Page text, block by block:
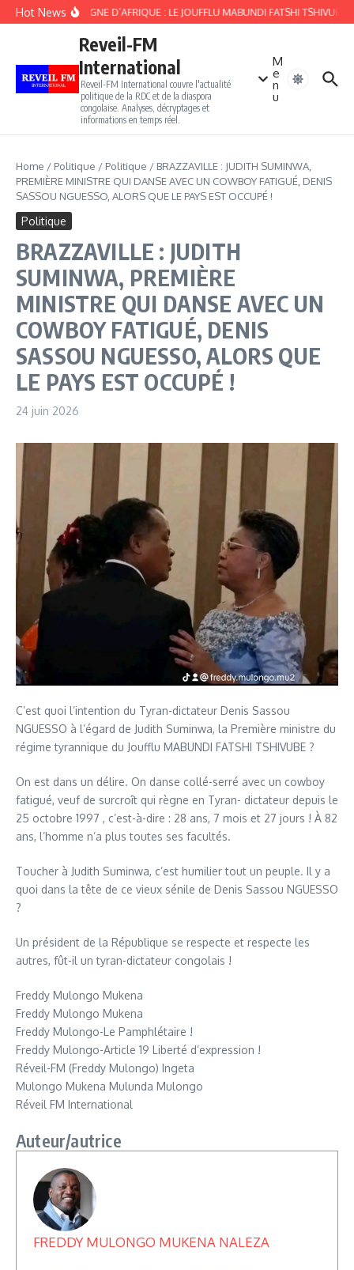
Aller au contenu
Hot NewsALLEMAGNE D’AFRIQUE : LE JOUFFLU MABUNDI FATSHI TSHIVUBE
Reveil-FM
International
Reveil-FM International couvre l'actualité
politique de la RDC et de la diaspora
congolaise. Analyses, décryptages et
informations en temps réel.
M
e
n
u
Home / Politique / Politique / BRAZZAVILLE : JUDITH SUMINWA,
PREMIÈRE MINISTRE QUI DANSE AVEC UN COWBOY FATIGUÉ, DENIS
SASSOU NGUESSO, ALORS QUE LE PAYS EST OCCUPÉ !
Politique
BRAZZAVILLE : JUDITH
SUMINWA, PREMIÈRE
MINISTRE QUI DANSE AVEC UN
COWBOY FATIGUÉ, DENIS
SASSOU NGUESSO, ALORS QUE
LE PAYS EST OCCUPÉ !
24 juin 2026
C’est quoi l’intention du Tyran-dictateur Denis Sassou
NGUESSO à l’égard de Judith Suminwa, la Première ministre du
régime tyrannique du Joufflu MABUNDI FATSHI TSHIVUBE ?
On est dans un délire. On danse collé-serré avec un cowboy
fatigué, veuf de surcroît qui règne en Tyran- dictateur depuis le
25 octobre 1997 , c’est-à-dire : 28 ans, 7 mois et 27 jours ! À 82
ans, l’homme n’a plus toutes ses facultés.
Toucher à Judith Suminwa, c’est humilier tout un peuple. Il y a
quoi dans la tête de ce vieux sénile de Denis Sassou NGUESSO
?
Un président de la République se respecte et respecte les
autres, fût-il un tyran-dictateur congolais !
Freddy Mulongo Mukena
Freddy Mulongo Mukena
Freddy Mulongo-Le Pamphlétaire !
Freddy Mulongo-Article 19 Liberté d’expression !
Réveil-FM (Freddy Mulongo) Ingeta
Mulongo Mukena Mulunda Mulongo
Réveil FM International
Auteur/autrice
FREDDY MULONGO MUKENA NALEZA